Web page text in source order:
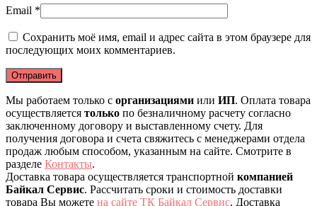
Email *
Сохранить моё имя, email и адрес сайта в этом браузере для
последующих моих комментариев.
Мы работаем только с организациями или ИП. Оплата товара
осуществляется только по безналичному расчету согласно
заключенному договору и выставленному счету. Для
получения договора и счета свяжитесь с менеджерами отдела
продаж любым способом, указанным на сайте. Смотрите в
разделе Контакты.
Доставка товара осуществляется транспортной компанией
Байкал Сервис. Рассчитать сроки и стоимость доставки
товара Вы можете на сайте ТК Байкал Сервис. Доставка